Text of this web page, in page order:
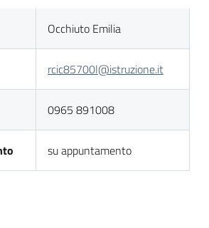
Occhiuto Emilia
rcic85700l@istruzione.it
0965 891008
su appuntamento